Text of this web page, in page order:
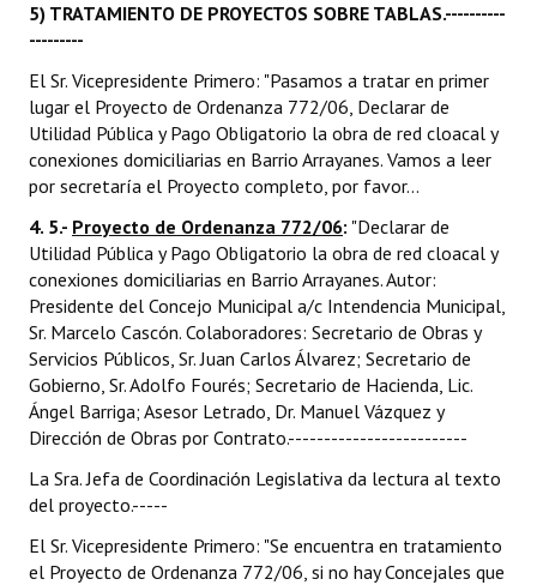
5) TRATAMIENTO DE PROYECTOS SOBRE TABLAS.----------
---------
El Sr. Vicepresidente Primero: "Pasamos a tratar en primer
lugar el Proyecto de Ordenanza 772/06, Declarar de
Utilidad Pública y Pago Obligatorio la obra de red cloacal y
conexiones domiciliarias en Barrio Arrayanes. Vamos a leer
por secretaría el Proyecto completo, por favor...
4. 5.- Proyecto de Ordenanza 772/06: "Declarar de
Utilidad Pública y Pago Obligatorio la obra de red cloacal y
conexiones domiciliarias en Barrio Arrayanes. Autor:
Presidente del Concejo Municipal a/c Intendencia Municipal,
Sr. Marcelo Cascón. Colaboradores: Secretario de Obras y
Servicios Públicos, Sr. Juan Carlos Álvarez; Secretario de
Gobierno, Sr. Adolfo Fourés; Secretario de Hacienda, Lic.
Ángel Barriga; Asesor Letrado, Dr. Manuel Vázquez y
Dirección de Obras por Contrato.-------------------------
La Sra. Jefa de Coordinación Legislativa da lectura al texto
del proyecto.-----
El Sr. Vicepresidente Primero: "Se encuentra en tratamiento
el Proyecto de Ordenanza 772/06, si no hay Concejales que